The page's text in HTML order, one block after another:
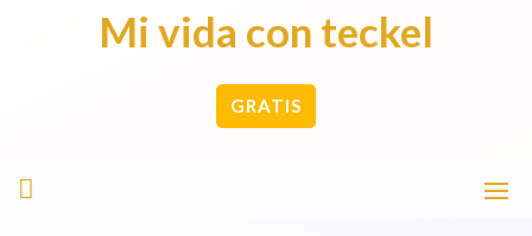
Mi vida con teckel
GRATIS